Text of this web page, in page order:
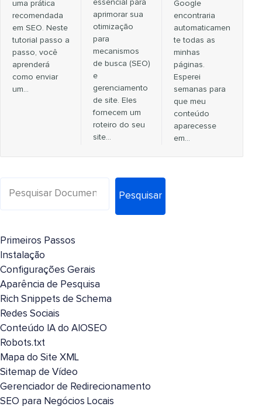
uma prática
recomendada
em SEO. Neste
tutorial passo a
passo, você
aprenderá
como enviar
um…
essencial para
aprimorar sua
otimização
para
mecanismos
de busca (SEO)
e
gerenciamento
de site. Eles
fornecem um
roteiro do seu
site...
Google
encontraria
automaticamen
te todas as
minhas
páginas.
Esperei
semanas para
que meu
conteúdo
aparecesse
em…
Pesquisar
Primeiros Passos
Instalação
Configurações Gerais
Aparência de Pesquisa
Rich Snippets de Schema
Redes Sociais
Conteúdo IA do AIOSEO
Robots.txt
Mapa do Site XML
Sitemap de Vídeo
Gerenciador de Redirecionamento
SEO para Negócios Locais